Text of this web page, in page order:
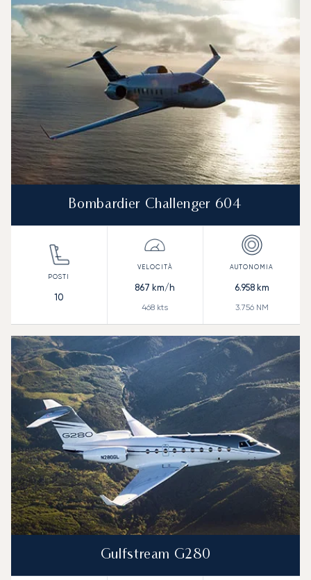
Velocità (km/h)
Velocità (nodi)
Autonomia (NM)
Bombardier Challenger 604
10
867 km/h
468 kts
6.958km
3.756NM
Gulfstream G280